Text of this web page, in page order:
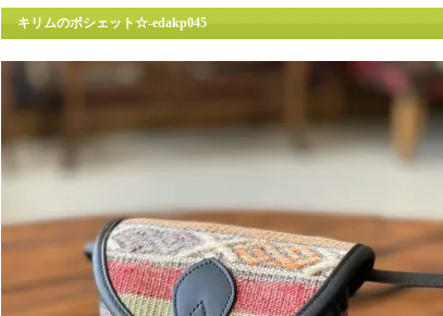
キリムのポシェット☆-edakp045